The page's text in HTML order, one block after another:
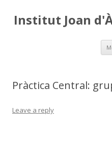
Institut Joan
Pràctica Central:
Leave a reply